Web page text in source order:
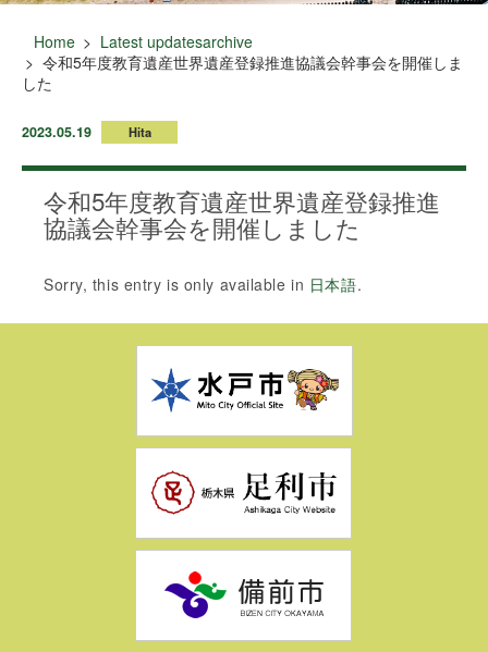
Home
Latest updatesarchive
令和5年度教育遺産世界遺産登録推進協議会幹事会を開催しま
した
2023.05.19 Hita
令和5年度教育遺産世界遺産登録推進
協議会幹事会を開催しました
Sorry, this entry is only available in 日本語.